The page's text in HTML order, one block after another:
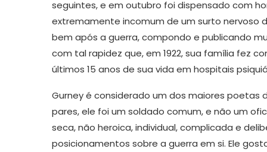
seguintes, e em outubro foi dispensado com
extremamente incomum de um surto nervoso
bem após a guerra, compondo e publicando
com tal rapidez que, em 1922, sua família fez
últimos 15 anos de sua vida em hospitais
Gurney é considerado um dos maiores poetas
pares, ele foi um soldado comum, e não um
seca, não heroica, individual, complicada e
posicionamentos sobre a guerra em si. Ele